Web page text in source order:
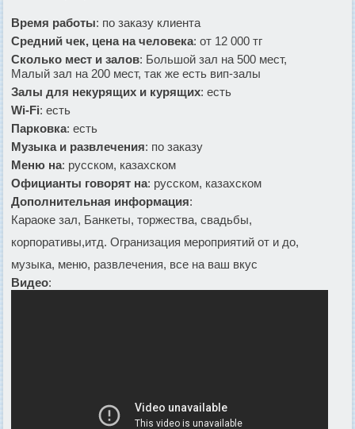
Время работы: по заказу клиента
Средний чек, цена на человека: от 12 000 тг
Сколько мест и залов: Большой зал на 500 мест,
Малый зал на 200 мест, так же есть вип-залы
Залы для некурящих и курящих: есть
Wi-Fi: есть
Парковка: есть
Музыка и развлечения: по заказу
Меню на: русском, казахском
Официанты говорят на: русском, казахском
Дополнительная информация:
Караоке зал, Банкеты, торжества, свадьбы,
корпоративы,итд. Огранизация мероприятий от и до,
музыка, меню, развлечения, все на ваш вкус
Видео: